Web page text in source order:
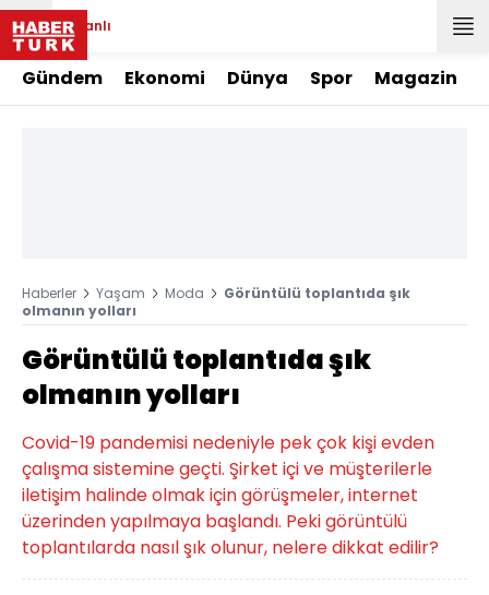
Canlı
Gündem Ekonomi Dünya Spor Magazin
Haberler Yaşam Moda
Görüntülü toplantıda şık
olmanın yolları
Görüntülü toplantıda şık
olmanın yolları
Covid-19 pandemisi nedeniyle pek çok kişi evden
çalışma sistemine geçti. Şirket içi ve müşterilerle
iletişim halinde olmak için görüşmeler, internet
üzerinden yapılmaya başlandı. Peki görüntülü
toplantılarda nasıl şık olunur, nelere dikkat edilir?